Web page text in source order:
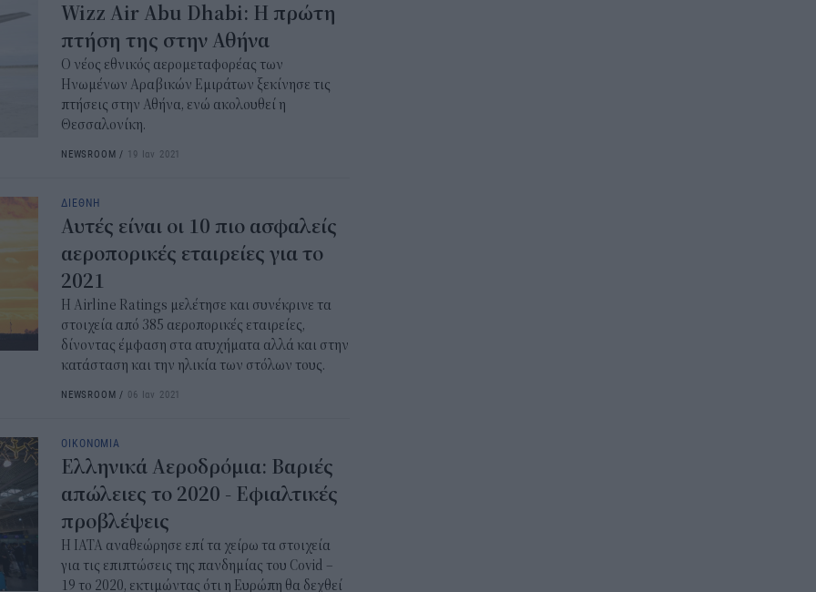
Wizz Air Abu Dhabi: Η πρώτη
πτήση της στην Αθήνα
Ο νέος εθνικός αερομεταφορέας των
Ηνωμένων Αραβικών Εμιράτων ξεκίνησε τις
πτήσεις στην Αθήνα, ενώ ακολουθεί η
Θεσσαλονίκη.
NEWSROOM / 19 Ιαν 2021
ΔΙΕΘΝΗ
Αυτές είναι οι 10 πιο ασφαλείς
αεροπορικές εταιρείες για το
2021
Η Airline Ratings μελέτησε και συνέκρινε τα
στοιχεία από 385 αεροπορικές εταιρείες,
δίνοντας έμφαση στα ατυχήματα αλλά και στην
κατάσταση και την ηλικία των στόλων τους.
NEWSROOM / 06 Ιαν 2021
ΟΙΚΟΝΟΜΙΑ
Ελληνικά Αεροδρόμια: Βαριές
απώλειες το 2020 - Εφιαλτικές
προβλέψεις
Η ΙΑΤΑ αναθεώρησε επί τα χείρω τα στοιχεία
για τις επιπτώσεις της πανδημίας του Covid –
19 το 2020, εκτιμώντας ότι η Ευρώπη θα δεχθεί